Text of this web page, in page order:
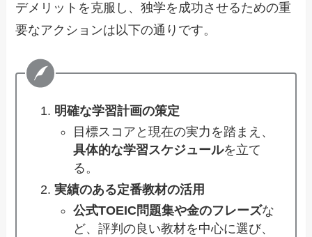
デメリットを克服し、独学を成功させるための重
要なアクションは以下の通りです。
明確な学習計画の策定
目標スコアと現在の実力を踏まえ、
具体的な学習スケジュールを立て
る。
実績のある定番教材の活用
公式TOEIC問題集や金のフレーズな
ど、評判の良い教材を中心に選び、